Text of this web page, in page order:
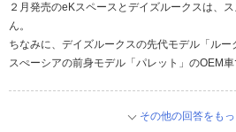
２月発売のeKスペースとデイズルークスは、
ん。
ちなみに、デイズルークスの先代モデル「ルー
スぺーシアの前身モデル「パレット」のOEM車
その他の回答をも